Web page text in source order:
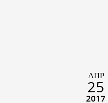
ΑΠΡ
25
2017